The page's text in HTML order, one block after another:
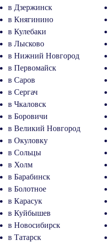
в Дзержинск
в Княгинино
в Кулебаки
в Лысково
в Нижний Новгород
в Первомайск
в Саров
в Сергач
в Чкаловск
в Боровичи
в Великий Новгород
в Окуловку
в Сольцы
в Холм
в Барабинск
в Болотное
в Карасук
в Куйбышев
в Новосибирск
в Татарск